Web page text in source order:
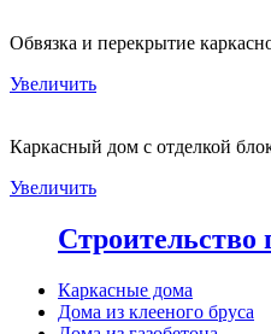
Обвязка и перекрытие
Увеличить
Каркасный дом с отделкой
Увеличить
Строительство
Каркасные дома
Дома из клееного бруса